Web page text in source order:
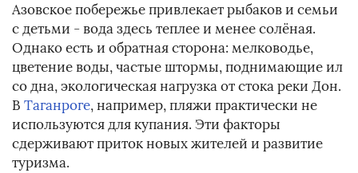
Азовское побережье привлекает рыбаков и семьи
с детьми - вода здесь теплее и менее солёная.
Однако есть и обратная сторона: мелководье,
цветение воды, частые штормы, поднимающие ил
со дна, экологическая нагрузка от стока реки Дон.
В Таганроге, например, пляжи практически не
используются для купания. Эти факторы
сдерживают приток новых жителей и развитие
туризма.